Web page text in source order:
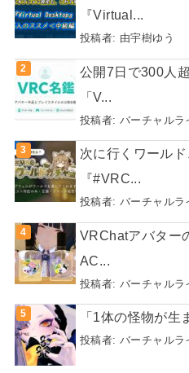
『Virtual...
投稿者: 由宇樹ゆう
公開7日で300人
「V...
投稿者: バーチャルラ
次に行くワール
『#VRC...
投稿者: バーチャルラ
VRChatアバター
AC...
投稿者: バーチャルラ
「1体の怪物が
投稿者: バーチャルラ